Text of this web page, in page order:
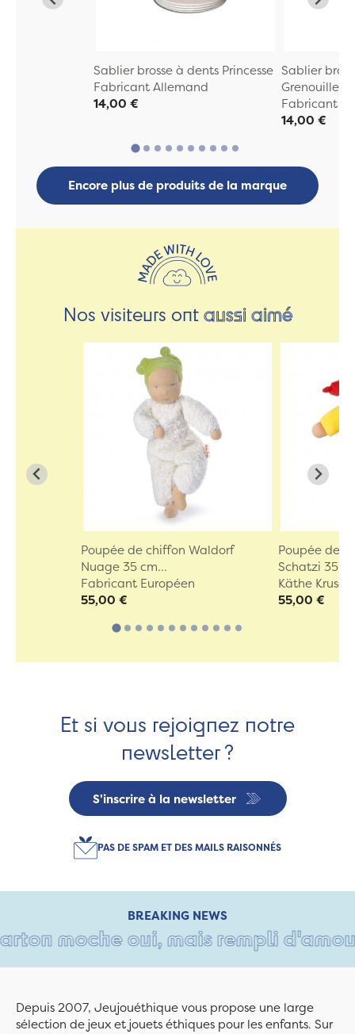
Sablier brosse à dents Princesse
Fabricant Allemand
14,00 €
Sablier
Grenouille
Fabricant
14,00 €
Encore plus de produits de la marque
Nos visiteurs ontaussi aimé
Poupée de chiffon Waldorf
Nuage 35 cm...
Fabricant Européen
55,00 €
Poupée de
Schatzi 35...
Käthe Kruse
55,00 €
Et si vous rejoignez notre
newsletter ?
S'inscrire à la newsletter
PAS DE SPAM ET DES MAILS RAISONNÉS
BREAKING NEWS
moche oui, mais rempli d'amour
Depuis 2007, Jeujouéthique vous propose une large
sélection de jeux et jouets éthiques pour les enfants. Sur